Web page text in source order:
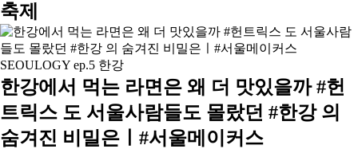
축제
한강에서 먹는 라면은 왜 더 맛있을까 #헌
트릭스 도 서울사람들도 몰랐던 #한강 의
숨겨진 비밀은ㅣ#서울메이커스